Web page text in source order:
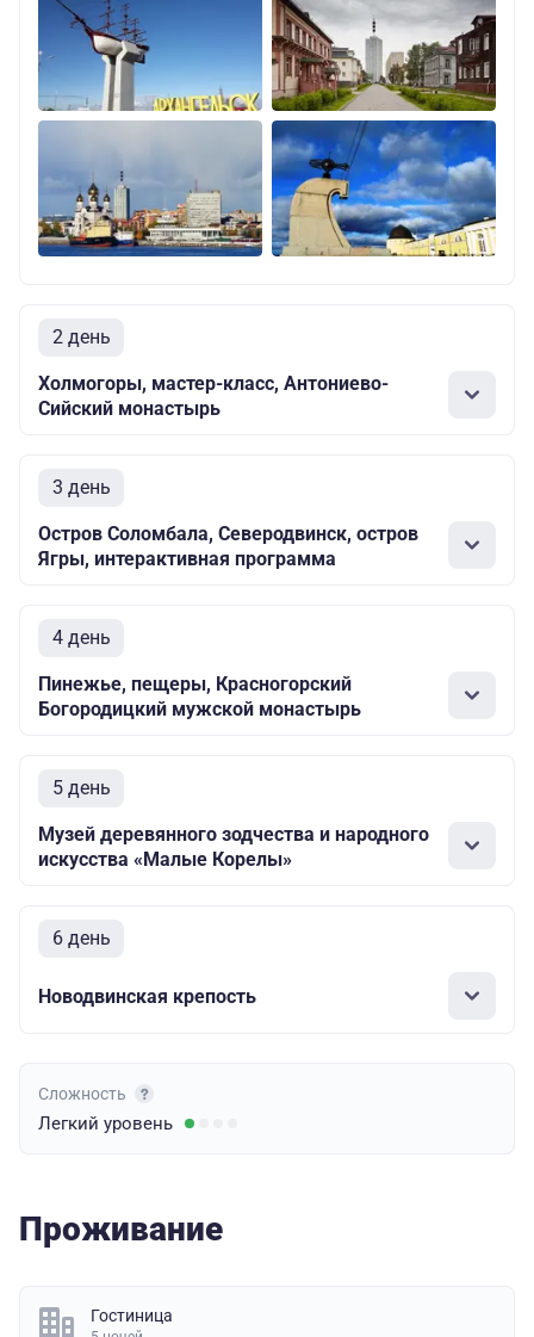
2 день
Холмогоры, мастер-класс, Антониево-
Сийский монастырь
3 день
Остров Соломбала, Северодвинск, остров
Ягры, интерактивная программа
4 день
Пинежье, пещеры, Красногорский
Богородицкий мужской монастырь
5 день
Музей деревянного зодчества и народного
искусства «Малые Корелы»
6 день
Новодвинская крепость
Сложность
Легкий уровень
Проживание
Гостиница